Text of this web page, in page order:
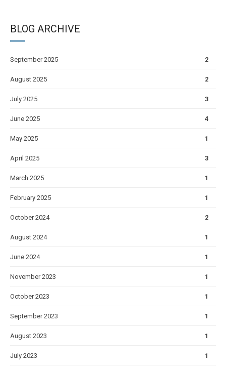
BLOG ARCHIVE
September 2025 2
August 2025 2
July 2025 3
June 2025 4
May 2025 1
April 2025 3
March 2025 1
February 2025 1
October 2024 2
August 2024 1
June 2024 1
November 2023 1
October 2023 1
September 2023 1
August 2023 1
July 2023 1